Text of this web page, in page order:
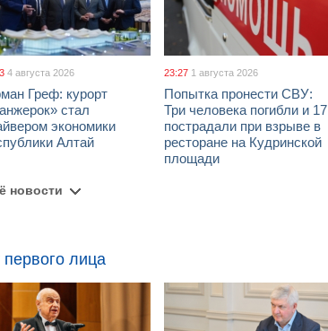
4 августа 2026
Греф: курорт
стал
экономики
Алтай
23:27 1 августа 2026
Попытка пронести СВУ:
Три человека погибли и 17
пострадали при взрыве в
ресторане на Кудринской
площади
новости
лица